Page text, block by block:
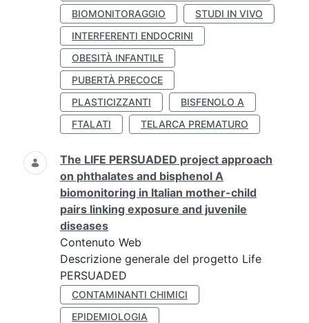
BIOMONITORAGGIO
STUDI IN VIVO
INTERFERENTI ENDOCRINI
OBESITÀ INFANTILE
PUBERTÀ PRECOCE
PLASTICIZZANTI
BISFENOLO A
FTALATI
TELARCA PREMATURO
The LIFE PERSUADED project approach
on phthalates and bisphenol A
biomonitoring in Italian mother-child
pairs linking exposure and juvenile
diseases
Contenuto Web
Descrizione generale del progetto Life
PERSUADED
CONTAMINANTI CHIMICI
EPIDEMIOLOGIA